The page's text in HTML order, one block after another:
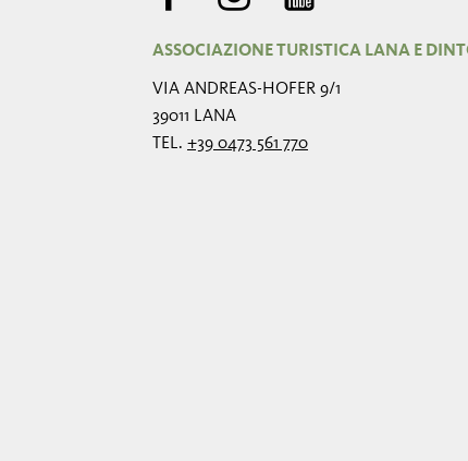
ASSOCIAZIONE TURISTICA LANA E
VIA ANDREAS-HOFER 9/1
39011 LANA
TEL. +39 0473 561 770